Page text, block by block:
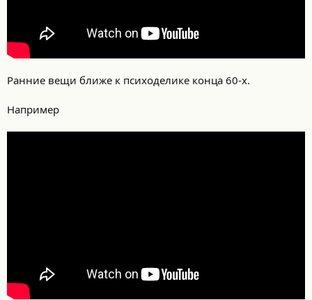
Ранние вещи ближе к психоделике конца 60-х.
Например